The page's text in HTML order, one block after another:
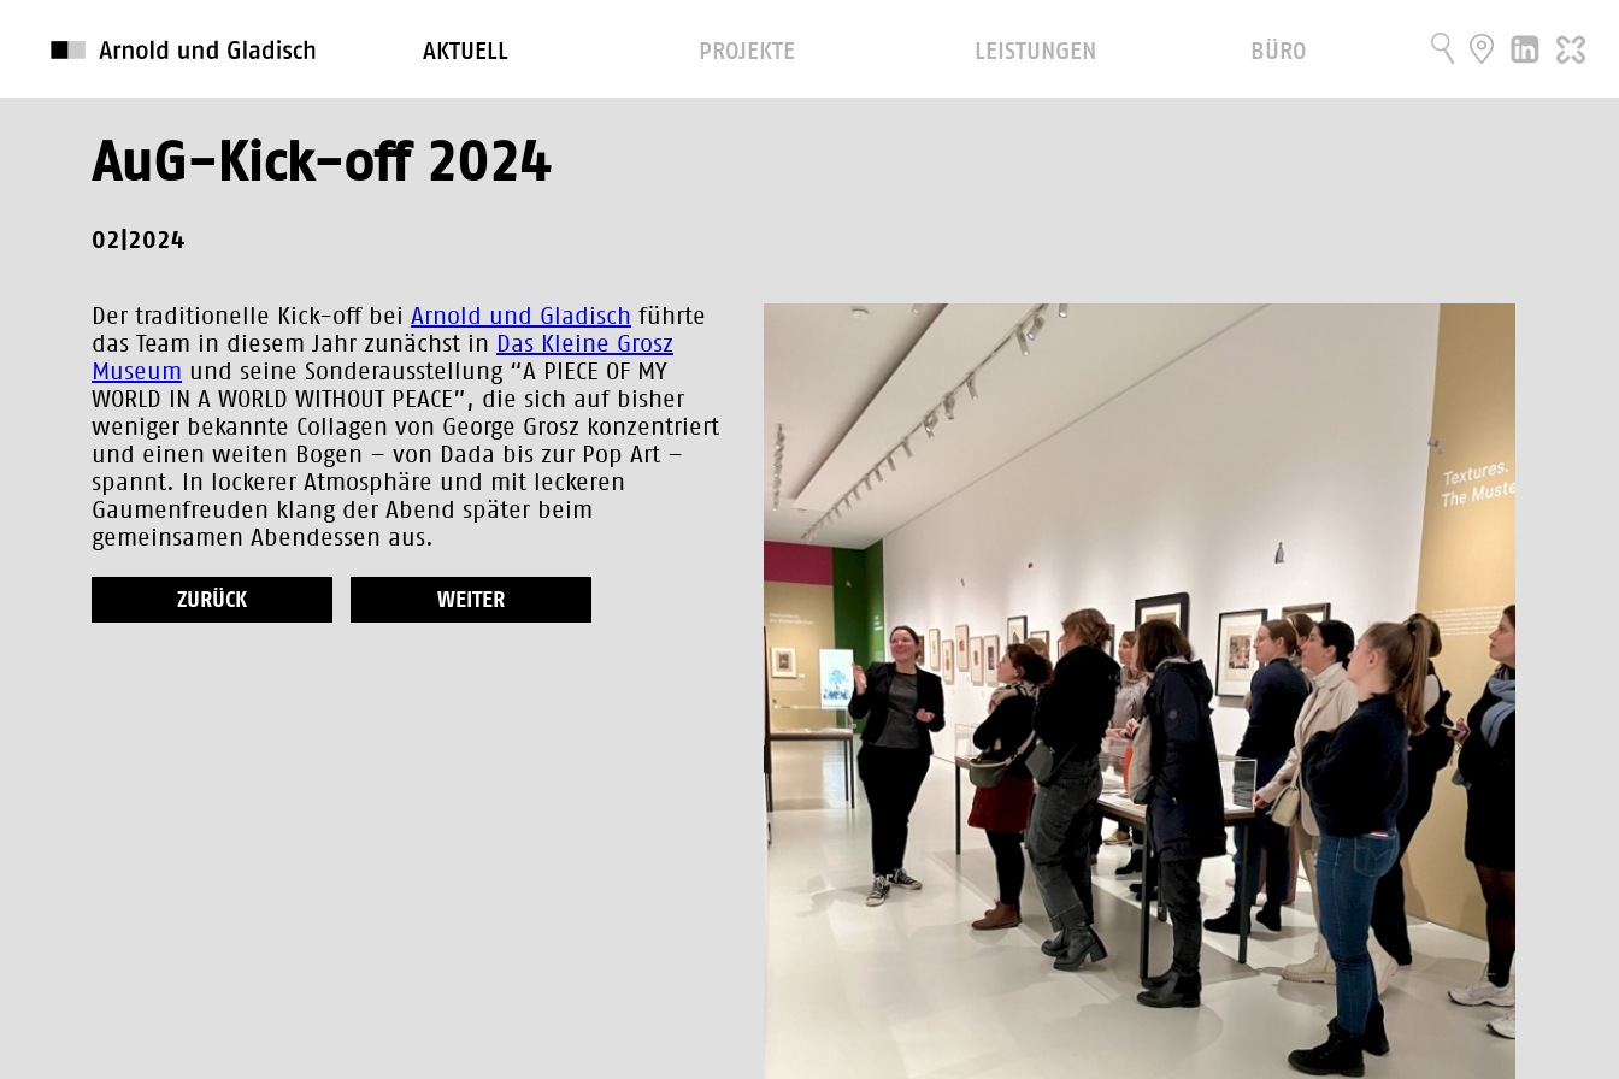
AKTUELL PROJEKTE LEISTUNGEN BÜRO
AuG-Kick-off 2024
02|2024
Der traditionelle Kick-off bei Arnold und Gladisch führte
das Team in diesem Jahr zunächst in Das Kleine Grosz
Museum und seine Sonderausstellung “A PIECE OF MY
WORLD IN A WORLD WITHOUT PEACE”, die sich auf bisher
weniger bekannte Collagen von George Grosz konzentriert
und einen weiten Bogen – von Dada bis zur Pop Art –
spannt. In lockerer Atmosphäre und mit leckeren
Gaumenfreuden klang der Abend später beim
gemeinsamen Abendessen aus.
ZURÜCK WEITER